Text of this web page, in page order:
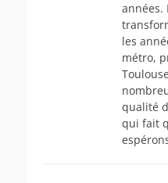
années.
les
métro,
qualité
qui fait